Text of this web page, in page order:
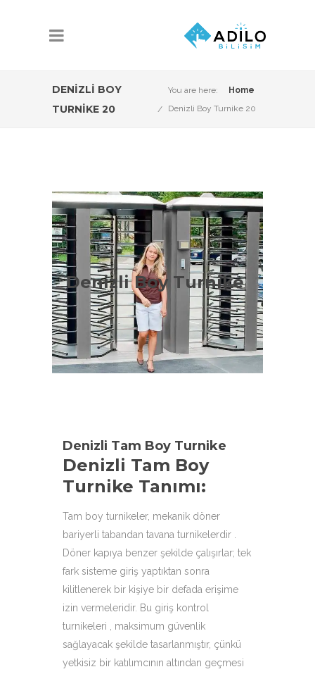
DENIZLI BOY
TURNIKE 20
You are here:
Home
Denizli Boy Turnike 20
Denizli Boy Turnike
Denizli Boy Turnike
Çeşitleri
DenizliBoy Turnike Sistemleri
konusunda Adilo Bilişim olarak
aşağıdaki ürün çeşitleri ile
hizmetinizdeyiz.
Denizli Tam Boy Turnike
Denizli Tam Boy
Turnike Tanımı:
Tam boy turnikeler, mekanik döner
bariyerli tabandan tavana turnikelerdir .
Döner kapıya benzer şekilde çalışırlar; tek
fark sisteme giriş yaptıktan sonra
kilitlenerek bir kişiye bir defada erişime
izin vermeleridir. Bu giriş kontrol
turnikeleri , maksimum güvenlik
sağlayacak şekilde tasarlanmıştır, çünkü
yetkisiz bir katılımcının altından geçmesi